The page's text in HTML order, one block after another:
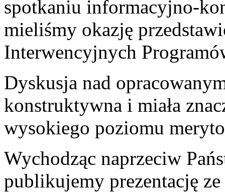
spotkaniu informacyjno-
mieliśmy okazję
Interwencyjnych
Dyskusja nad
konstruktywna i miała
wysokiego poziomu
Wychodząc naprzeciw
publikujemy prezentację